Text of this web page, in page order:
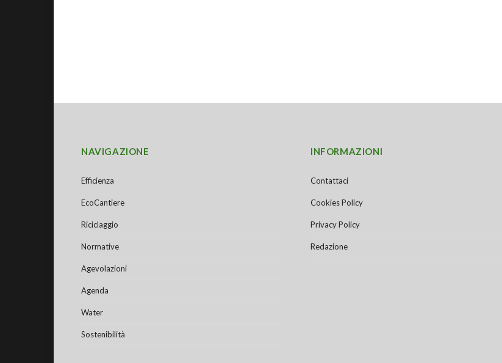
NAVIGAZIONE
Efficienza
EcoCantiere
Riciclaggio
Normative
Agevolazioni
Agenda
Water
Sostenibilità
INFORMAZIONI
Contattaci
Cookies Policy
Privacy Policy
Redazione